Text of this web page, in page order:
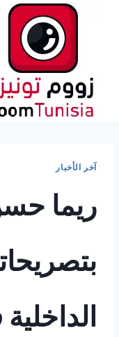
آخر الأخبار
ريما